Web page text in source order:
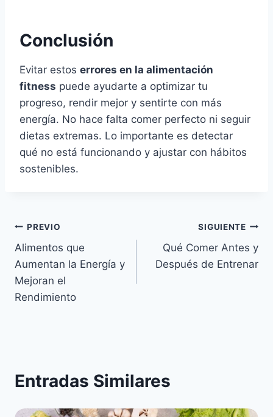
Conclusión
Evitar estos errores en la alimentación
fitness puede ayudarte a optimizar tu
progreso, rendir mejor y sentirte con más
energía. No hace falta comer perfecto ni seguir
dietas extremas. Lo importante es detectar
qué no está funcionando y ajustar con hábitos
sostenibles.
Navegación
de
entradas
PREVIO
Alimentos que
Aumentan la Energía y
Mejoran el
Rendimiento
SIGUIENTE
Qué Comer Antes y
Después de Entrenar
Entradas Similares